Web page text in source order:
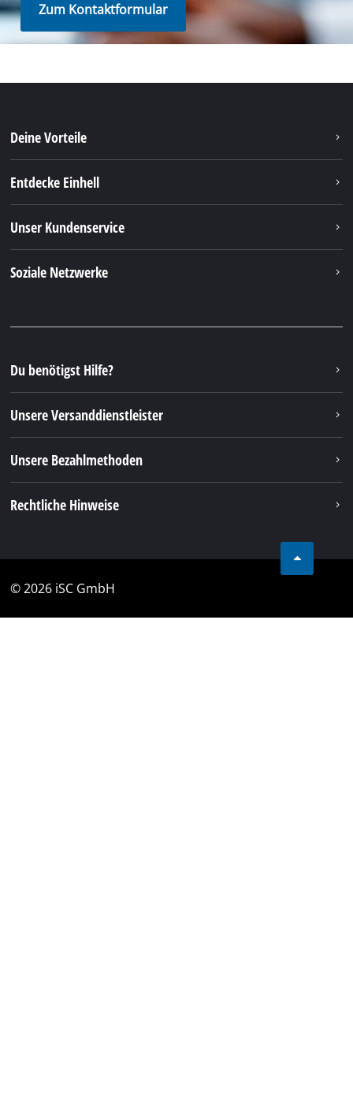
Zum Kontaktformular
Deine Vorteile
Entdecke Einhell
Unser Kundenservice
Soziale Netzwerke
Du benötigst Hilfe?
Unsere Versanddienstleister
Unsere Bezahlmethoden
Rechtliche Hinweise
© 2026 iSC GmbH